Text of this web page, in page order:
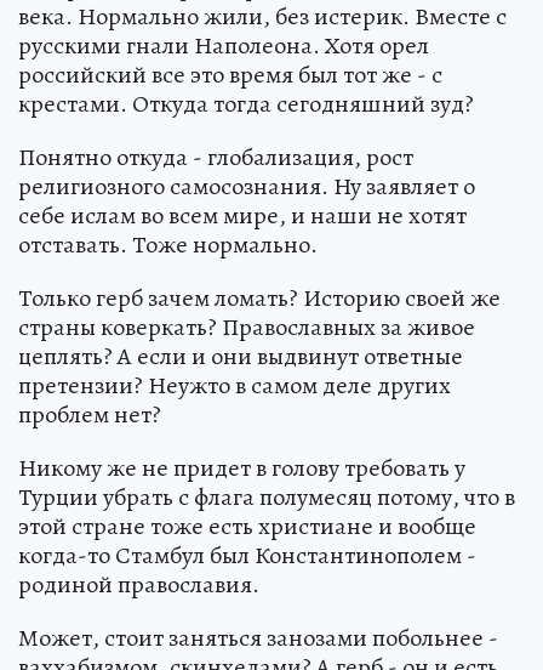
века. Нормально жили, без истерик. Вместе с
русскими гнали Наполеона. Хотя орел
российский все это время был тот же - с
крестами. Откуда тогда сегодняшний зуд?
Понятно откуда - глобализация, рост
религиозного самосознания. Ну заявляет о
себе ислам во всем мире, и наши не хотят
отставать. Тоже нормально.
Только герб зачем ломать? Историю своей же
страны коверкать? Православных за живое
цеплять? А если и они выдвинут ответные
претензии? Неужто в самом деле других
проблем нет?
Никому же не придет в голову требовать у
Турции убрать с флага полумесяц потому, что в
этой стране тоже есть христиане и вообще
когда-то Стамбул был Константинополем -
родиной православия.
Может, стоит заняться занозами побольнее -